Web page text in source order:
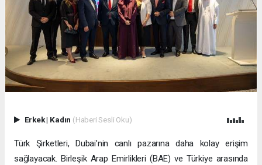
Erkek| Kadın (Haberi Sesli Oku)
Türk Şirketleri, Dubai’nin canlı pazarına daha kolay erişim
sağlayacak. Birleşik Arap Emirlikleri (BAE) ve Türkiye arasında